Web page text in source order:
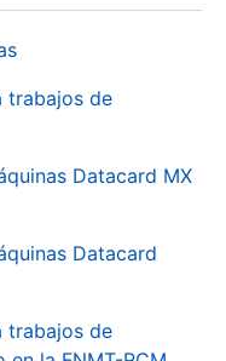
trabajos de
Datacard MX
Datacard
trabajos de